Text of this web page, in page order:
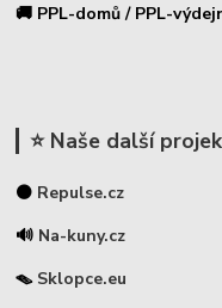
🚚 PPL-domů / PPL-
⭐ Naše další
⚫ Repulse.cz
🔊 Na-kuny.cz
🪤 Sklopce.eu